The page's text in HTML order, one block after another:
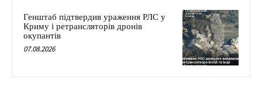
Генштаб підтвердив ураження РЛС у
Криму і ретрансляторів дронів
окупантів
07.08.2026